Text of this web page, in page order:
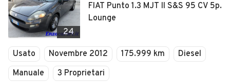
24
FIAT Punto 1.3 MJT II S&S 95 CV 5p.
Lounge
Usato Novembre 2012 175.999 km
Diesel
Manuale
3 Proprietari